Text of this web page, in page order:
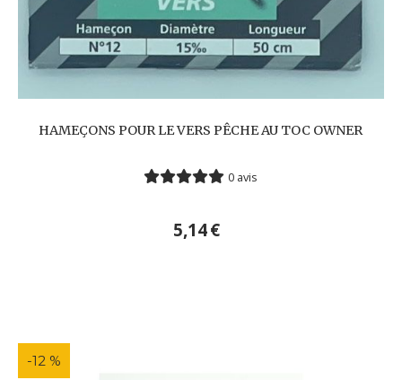
HAMEÇONS POUR LE VERS PÊCHE AU TOC OWNER
0 avis
5,14€
-12 %